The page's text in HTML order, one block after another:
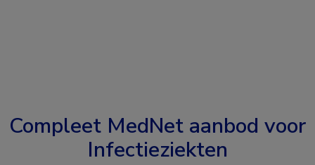
Compleet MedNet aanbod voor
Infectieziekten